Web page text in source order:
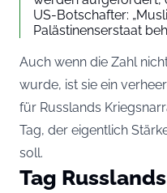
US-Botschafter:
Palästinenserstaat
Auch wenn die Zahl
wurde, ist sie ein
für Russlands
Tag, der eigentlich
soll.
Tag